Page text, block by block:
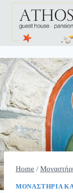
Skip
content
Home /
ΜΟΝΑΣΤΉΡΙΑ